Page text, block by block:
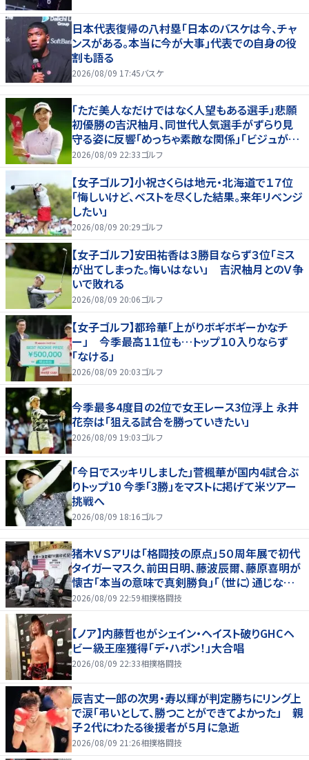
日本代表復帰の八村塁「日本のバスケは今、チャ
ンスがある。本当に今が大事」代表での自身の役
割も語る
2026/08/09 17:45バスケ
「ただ美人なだけではなく人望もある選手」悲願
初優勝の吉沢柚月、同世代人気選手がずらり見
守る姿に反響「めっちゃ素敵な関係」「ビジュが良
すぎてびっくり」
2026/08/09 22:33ゴルフ
【女子ゴルフ】小祝さくらは地元・北海道で１７位
「悔しいけど、ベストを尽くした結果。来年リベンジ
したい」
2026/08/09 20:29ゴルフ
【女子ゴルフ】安田祐香は３勝目ならず３位「ミス
が出てしまった。悔いはない」 吉沢柚月とのＶ争
いで敗れる
2026/08/09 20:06ゴルフ
【女子ゴルフ】都玲華「上がりボギボギーかなチ
ー」 今季最高１１位も…トップ１０入りならず
「なける」
2026/08/09 20:03ゴルフ
今季最多4度目の2位で女王レース3位浮上 永井
花奈は「狙える試合を勝っていきたい」
2026/08/09 19:03ゴルフ
「今日でスッキリしました」菅楓華が国内4試合ぶ
りトップ10 今季「3勝」をマストに掲げて米ツアー
挑戦へ
2026/08/09 18:16ゴルフ
猪木ＶＳアリは「格闘技の原点」５０周年展で初代
タイガーマスク、前田日明、藤波辰爾、藤原喜明が
懐古「本当の意味で真剣勝負」「（世に）通じない
歯がゆさも」
2026/08/09 22:59相撲格闘技
【ノア】内藤哲也がシェイン・ヘイスト破りGHCヘ
ビー級王座獲得「デ・ハポン！」大合唱
2026/08/09 22:33相撲格闘技
辰吉丈一郎の次男・寿以輝が判定勝ちにリング上
で涙「弔いとして、勝つことができてよかった」 親
子２代にわたる後援者が５月に急逝
2026/08/09 21:26相撲格闘技